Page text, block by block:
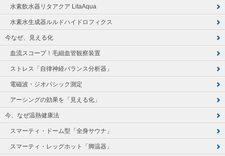
水素飲水器リタアクア LitaAqua
水素水生成器ルルドハイドロフィクス
今なぜ、見える化
血流スコープ！毛細血管観察装置
ストレス「自律神経バランス分析器」
電磁波・ジオパシック測定
アーシングの効果を「見える化」
今、なぜ温熱健康法
スマーティ・ドーム型「全身サウナ」
スマーティ・レッグホット「脚温器」